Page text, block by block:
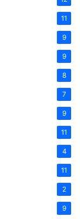
11
9
9
8
7
9
11
4
11
2
9